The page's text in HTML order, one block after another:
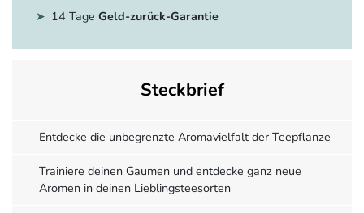
14 Tage Geld-zurück-Garantie
Steckbrief
Entdecke die unbegrenzte Aromavielfalt der Teepflanze
Trainiere deinen Gaumen und entdecke ganz neue
Aromen in deinen Lieblingsteesorten